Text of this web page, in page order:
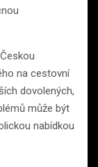
na cestovní
dovolených,
může být
nabídkou